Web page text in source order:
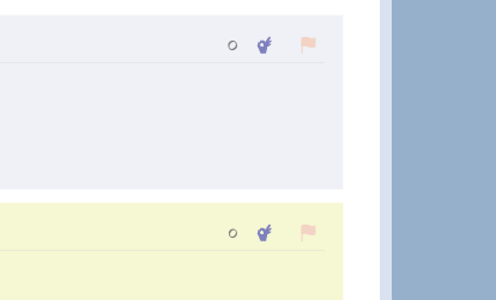
০
০